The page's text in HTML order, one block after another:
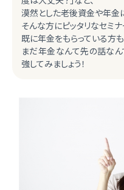
漠然とした老後資金や年金
そんな方にピッタリなセミナ
既に年金をもらっている方
まだ年金なんて先の話な
強してみましょう！